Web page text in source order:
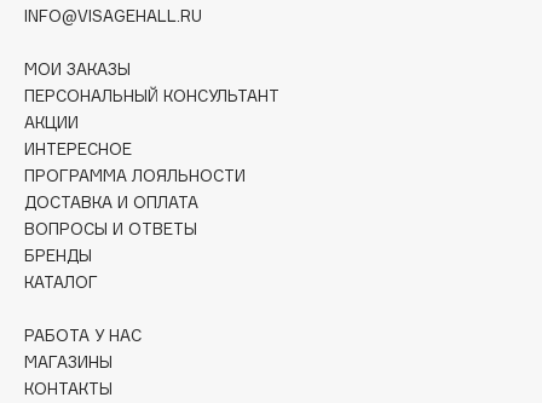
Clarins
Clinique
Clive Christian
Club De Nuit
Collagenina
Consly
Corimo
CosRX
Crescina
Cunzite
INFO@VISAGEHALL.RU
МОИ ЗАКАЗЫ
ПЕРСОНАЛЬНЫЙ КОНСУЛЬТАНТ
АКЦИИ
ИНТЕРЕСНОЕ
ПРОГРАММА ЛОЯЛЬНОСТИ
ДОСТАВКА И ОПЛАТА
ВОПРОСЫ И ОТВЕТЫ
БРЕНДЫ
КАТАЛОГ
РАБОТА У НАС
МАГАЗИНЫ
КОНТАКТЫ